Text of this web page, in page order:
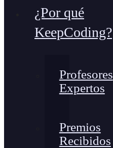
¿Por qué
KeepCoding?
Profesores
Expertos
Premios
Recibidos